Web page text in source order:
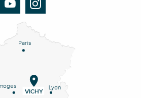
Paris
Lyon
VICHY